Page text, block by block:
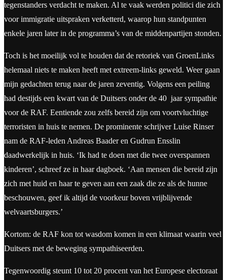
tegenstanders verdacht te maken. Al te vaak werden politici die zich
voor immigratie uitspraken verketterd, waarop hun standpunten
enkele jaren later in de programma’s van de middenpartijen stonden.
Toch is het moeilijk vol te houden dat de retoriek van GroenLinks
helemaal niets te maken heeft met extreem-links geweld. Weer gaan
mijn gedachten terug naar de jaren zeventig. Volgens een peiling
had destijds een kwart van de Duitsers onder de 40 jaar sympathie
voor de RAF. Eentiende zou zelfs bereid zijn om voortvluchtige
terroristen in huis te nemen. De prominente schrijver Luise Rinser
nam de RAF-leden Andreas Baader en Gudrun Ensslin
daadwerkelijk in huis. ‘Ik had te doen met die twee overspannen
kinderen’, schreef ze in haar dagboek. ‘Aan mensen die bereid zijn
zich met huid en haar te geven aan een zaak die ze als de hunne
beschouwen, geef ik altijd de voorkeur boven vrijblijvende
welvaartsburgers.’
Kortom: de RAF kon tot wasdom komen in een klimaat waarin veel
Duitsers met de beweging sympathiseerden.
Tegenwoordig steunt 10 tot 20 procent van het Europese electoraat